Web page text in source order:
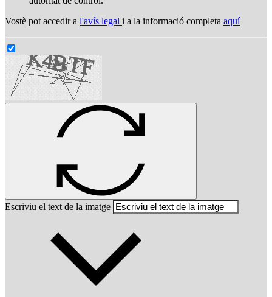
Vostè pot accedir a l'avís legal i a la informació completa aquí
Escriviu el text de la imatge